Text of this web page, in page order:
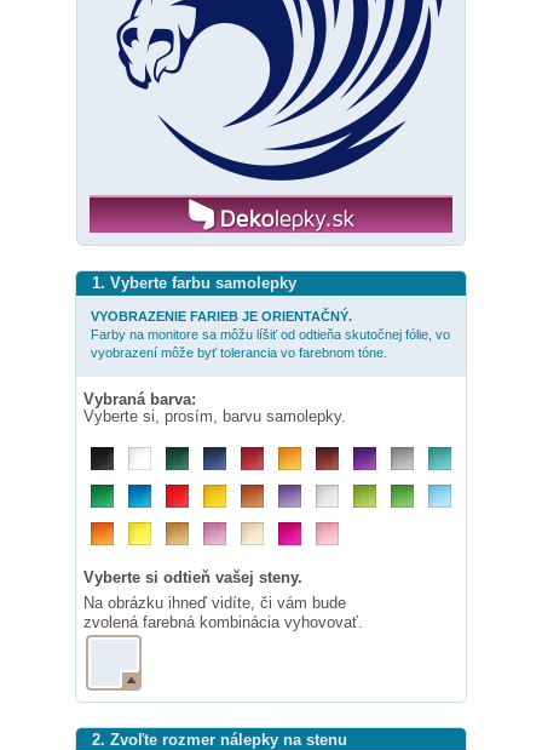
1. Vyberte farbu samolepky
VYOBRAZENIE FARIEB JE ORIENTAČNÝ.
Farby na monitore sa môžu líšiť od odtieňa skutočnej fólie, vo
vyobrazení môže byť tolerancia vo farebnom tóne.
Vybraná barva:
Vyberte si, prosím, barvu samolepky.
Vyberte si odtieň vašej steny.
Na obrázku ihneď vidíte, či vám bude
zvolená farebná kombinácia vyhovovať.
2. Zvoľte rozmer nálepky na stenu